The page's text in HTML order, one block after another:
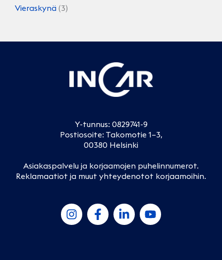
Vieraskynä (3)
Y-tunnus: 0829741-9
Postiosoite: Takomotie 1–3,
00380 Helsinki
Asiakaspalvelu ja korjaamojen puhelinnumerot.
Reklamaatiot ja muut yhteydenotot korjaamoihin.